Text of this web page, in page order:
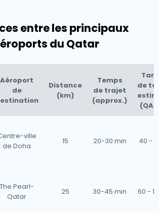
entre les principaux
du Qatar
Aéroport
de
Distance
(km)
Temps
de trajet
(approx.)
Tarif
de
ville
de Doha
15 20-30 min 40 -
The Pearl-
Qatar
25 30-45 min 60 -